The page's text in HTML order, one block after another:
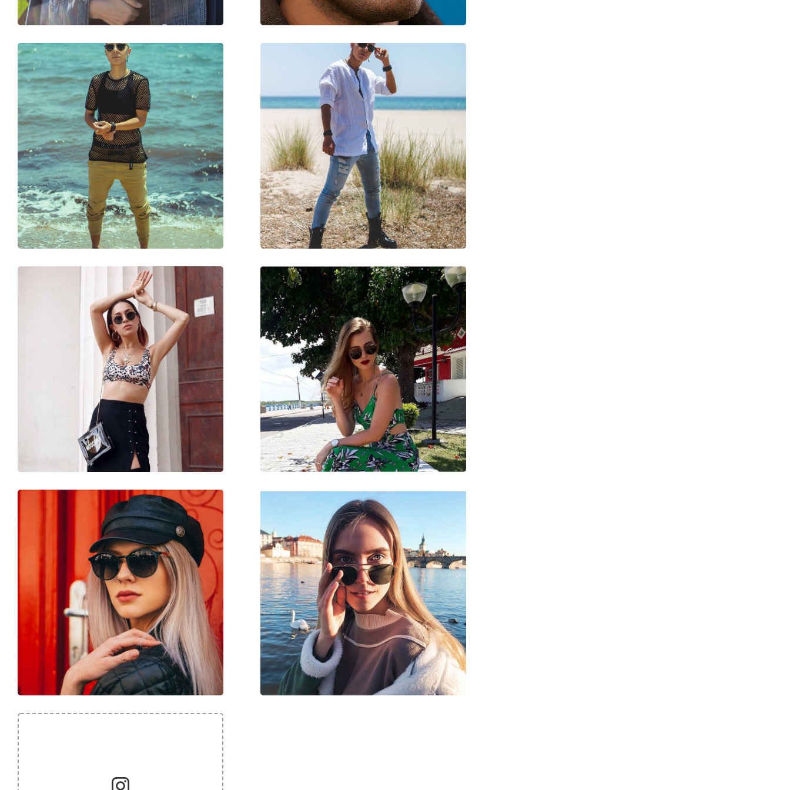
Balama flexibilă:
Nu
Accesorii
Suport:
Da
Lavetă pentru curățat:
Da
Altele
Sex:
Unisex
Categorie:
Ochelari de soare
Brand:
Ray-Ban
Utilizare:
Modă
Cod:
RB0707S 66413F 53
Disponibil si cu dioptrii:
Nu